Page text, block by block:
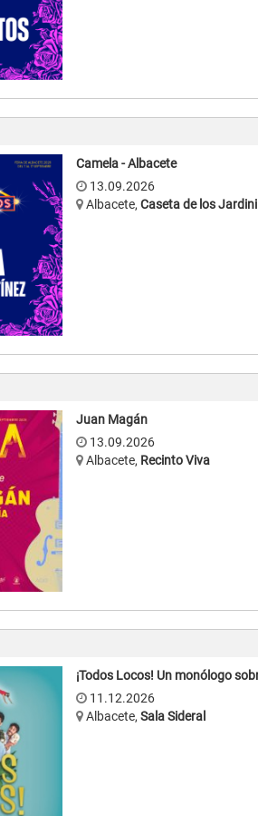
Camela - Albacete
13.09.2026
Albacete, Caseta de los
Juan Magán
13.09.2026
Albacete, Recinto Viva
¡Todos Locos! Un monólogo
11.12.2026
Albacete, Sala Sideral